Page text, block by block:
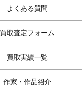
よくある質問
買取査定フォーム
買取実績一覧
作家・作品紹介